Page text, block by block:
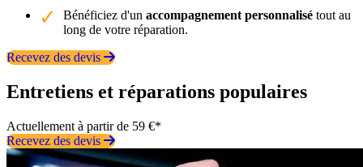
Bénéficiez d'un accompagnement personnalisé tout au
long de votre réparation.
Recevez des devis
Entretiens et réparations populaires
Actuellement à partir de 59 €*
Recevez des devis